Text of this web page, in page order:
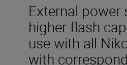
External power
higher flash
use with all
with